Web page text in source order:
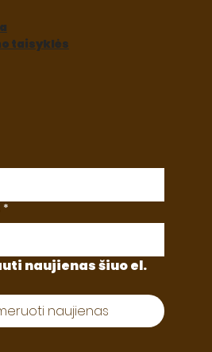
taisyklės
*
naujienas šiuo el.
naujienas